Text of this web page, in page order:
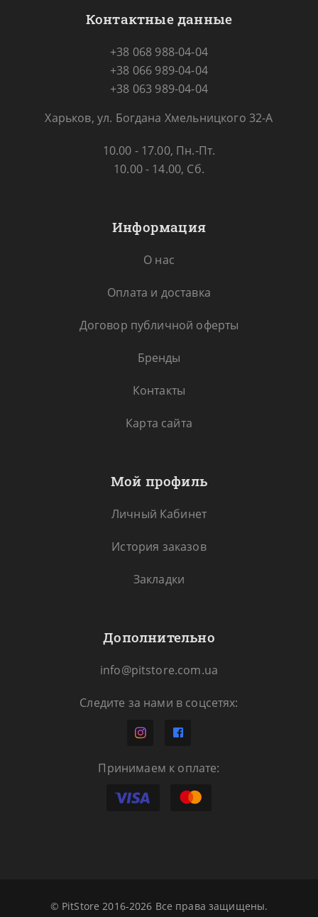
Контактные данные
+38 068 988-04-04
+38 066 989-04-04
+38 063 989-04-04
Харьков, ул. Богдана Хмельницкого 32-А
10.00 - 17.00, Пн.-Пт.
10.00 - 14.00, Сб.
Информация
О нас
Оплата и доставка
Договор публичной оферты
Бренды
Контакты
Карта сайта
Мой профиль
Личный Кабинет
История заказов
Закладки
Дополнительно
info@pitstore.com.ua
Следите за нами в соцсетях:
Принимаем к оплате:
© PitStore 2016-2026 Все права защищены.